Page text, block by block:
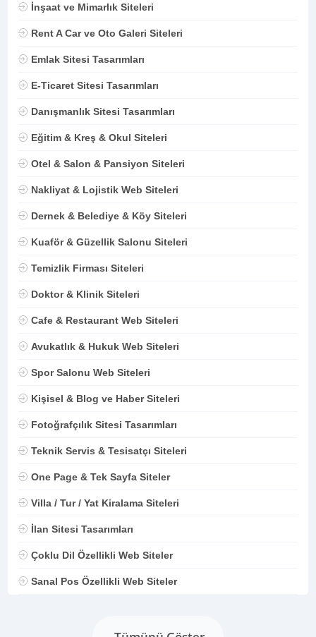
İnşaat ve Mimarlık Siteleri
Rent A Car ve Oto Galeri Siteleri
Emlak Sitesi Tasarımları
E-Ticaret Sitesi Tasarımları
Danışmanlık Sitesi Tasarımları
Eğitim & Kreş & Okul Siteleri
Otel & Salon & Pansiyon Siteleri
Nakliyat & Lojistik Web Siteleri
Dernek & Belediye & Köy Siteleri
Kuaför & Güzellik Salonu Siteleri
Temizlik Firması Siteleri
Doktor & Klinik Siteleri
Cafe & Restaurant Web Siteleri
Avukatlık & Hukuk Web Siteleri
Spor Salonu Web Siteleri
Kişisel & Blog ve Haber Siteleri
Fotoğrafçılık Sitesi Tasarımları
Teknik Servis & Tesisatçı Siteleri
One Page & Tek Sayfa Siteler
Villa / Tur / Yat Kiralama Siteleri
İlan Sitesi Tasarımları
Çoklu Dil Özellikli Web Siteler
Sanal Pos Özellikli Web Siteler